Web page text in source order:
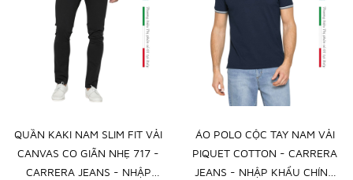
QUẦN KAKI NAM SLIM FIT VẢI
CANVAS CO GIÃN NHẸ 717 -
CARRERA JEANS - NHẬP
ÁO POLO CỘC TAY NAM VẢI
PIQUET COTTON - CARRERA
JEANS - NHẬP KHẨU CHÍNH